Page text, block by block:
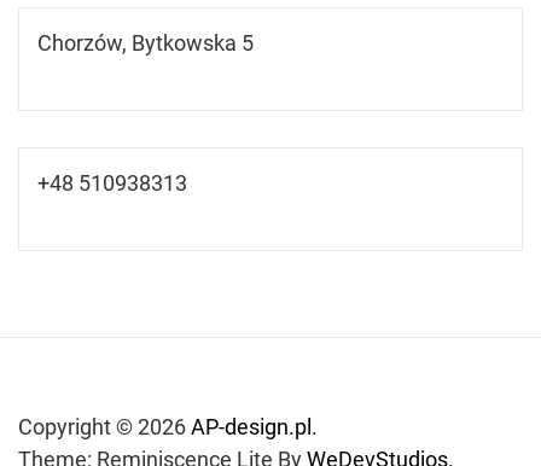
Chorzów, Bytkowska 5
+48 510938313
Copyright © 2026AP-design.pl.
Theme: Reminiscence Lite ByWeDevStudios.